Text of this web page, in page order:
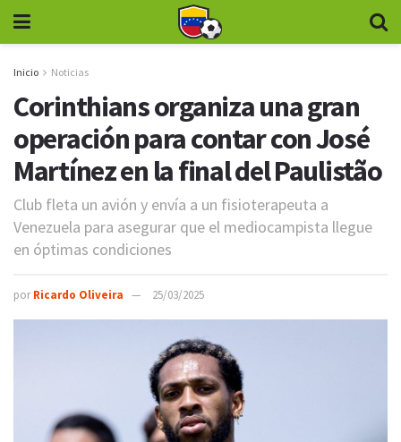
Inicio Noticias
Corinthians organiza una gran
operación para contar con José
Martínez en la final del Paulistão
Club fleta un avión y envía a un fisioterapeuta a
Venezuela para asegurar que el mediocampista llegue
en óptimas condiciones
por Ricardo Oliveira 25/03/2025